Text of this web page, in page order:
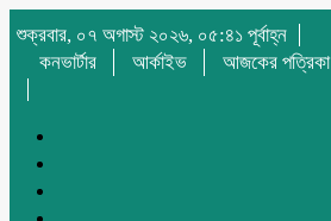
শুক্রবার, ০৭ অগাস্ট ২০২৬, ০৫:৪১ পূর্বাহ্ন
কনভার্টার
আর্কাইভ আজকের পত্রিকা